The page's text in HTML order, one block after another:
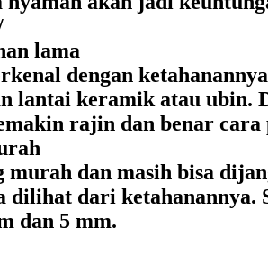
lama
dengan
lantai keramik atau ubin.
rajin dan benar
dan masih bisa
dilihat dari ketahanannya.
dan 5 mm.